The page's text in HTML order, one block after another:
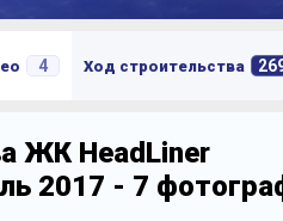
4 Ход строительства
ЖК HeadLiner
2017 - 7